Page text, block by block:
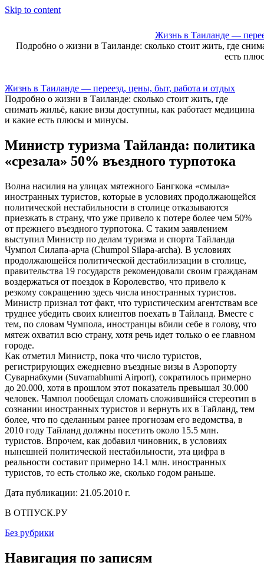
Skip to content
Жизнь в Таиланде —
Подробно о жизни в Таиланде: сколько стоит жить, где
есть
Жизнь в Таиланде — переезд, цены, быт, работа и отдых
Подробно о жизни в Таиланде: сколько стоит жить, где
снимать жильё, какие визы доступны, как работает медицина
и какие есть плюсы и минусы.
Министр туризма Тайланда: политика
«срезала» 50% въездного турпотока
Волна насилия на улицах мятежного Бангкока «смыла»
иностранных туристов, которые в условиях продолжающейся
политической нестабильности в столице отказываются
приезжать в страну, что уже привело к потере более чем 50%
от прежнего въездного турпотока. С таким заявлением
выступил Министр по делам туризма и спорта Тайланда
Чумпол Силапа-арча (Chumpol Silapa-archa). В условиях
продолжающейся политической дестабилизации в столице,
правительства 19 государств рекомендовали своим гражданам
воздержаться от поездок в Королевство, что привело к
резкому сокращению здесь числа иностранных туристов.
Министр признал тот факт, что туристическим агентствам все
труднее убедить своих клиентов поехать в Тайланд. Вместе с
тем, по словам Чумпола, иностранцы вбили себе в голову, что
мятеж охватил всю страну, хотя речь идет только о ее главном
городе.
Как отметил Министр, пока что число туристов,
регистрирующих ежедневно въездные визы в Аэропорту
Суварнабхуми (Suvarnabhumi Airport), сократилось примерно
до 20.000, хотя в прошлом этот показатель превышал 30.000
человек. Чампол пообещал сломать сложившийся стереотип в
сознании иностранных туристов и вернуть их в Тайланд, тем
более, что по сделанным ранее прогнозам его ведомства, в
2010 году Тайланд должны посетить около 15.5 млн.
туристов. Впрочем, как добавил чиновник, в условиях
нынешней политической нестабильности, эта цифра в
реальности составит примерно 14.1 млн. иностранных
туристов, то есть столько же, сколько годом раньше.
Дата публикации: 21.05.2010 г.
В ОТПУСК.РУ
Без рубрики
Навигация по записям